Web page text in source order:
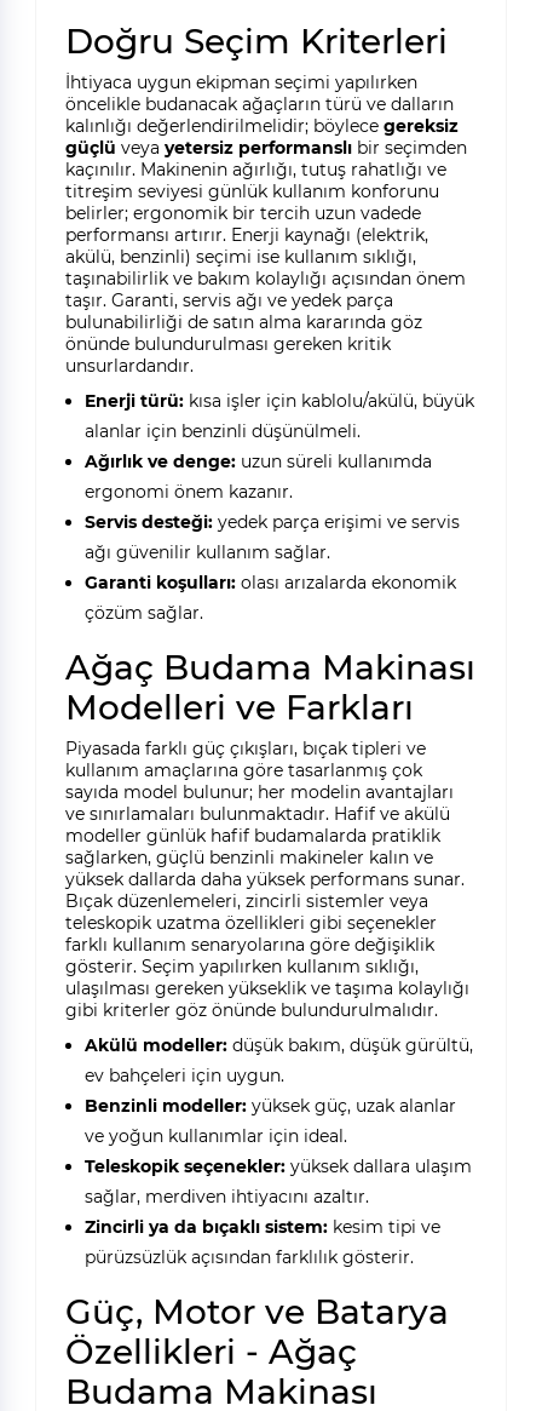
Doğru Seçim Kriterleri
İhtiyaca uygun ekipman seçimi yapılırken
öncelikle budanacak ağaçların türü ve dalların
kalınlığı değerlendirilmelidir; böylece gereksiz
güçlü veya yetersiz performanslıbir seçimden
kaçınılır. Makinenin ağırlığı, tutuş rahatlığı ve
titreşim seviyesi günlük kullanım konforunu
belirler; ergonomik bir tercih uzun vadede
performansı artırır. Enerji kaynağı (elektrik,
akülü, benzinli) seçimi ise kullanım sıklığı,
taşınabilirlik ve bakım kolaylığı açısından önem
taşır. Garanti, servis ağı ve yedek parça
bulunabilirliği de satın alma kararında göz
önünde bulundurulması gereken kritik
unsurlardandır.
Enerji türü:kısa işler için kablolu/akülü, büyük
alanlar için benzinli düşünülmeli.
Ağırlık ve denge:uzun süreli kullanımda
ergonomi önem kazanır.
Servis desteği:yedek parça erişimi ve servis
ağı güvenilir kullanım sağlar.
Garanti koşulları:olası arızalarda ekonomik
çözüm sağlar.
Ağaç Budama Makinası
Modelleri ve Farkları
Piyasada farklı güç çıkışları, bıçak tipleri ve
kullanım amaçlarına göre tasarlanmış çok
sayıda model bulunur; her modelin avantajları
ve sınırlamaları bulunmaktadır. Hafif ve akülü
modeller günlük hafif budamalarda pratiklik
sağlarken, güçlü benzinli makineler kalın ve
yüksek dallarda daha yüksek performans sunar.
Bıçak düzenlemeleri, zincirli sistemler veya
teleskopik uzatma özellikleri gibi seçenekler
farklı kullanım senaryolarına göre değişiklik
gösterir. Seçim yapılırken kullanım sıklığı,
ulaşılması gereken yükseklik ve taşıma kolaylığı
gibi kriterler göz önünde bulundurulmalıdır.
Akülü modeller:düşük bakım, düşük gürültü,
ev bahçeleri için uygun.
Benzinli modeller:yüksek güç, uzak alanlar
ve yoğun kullanımlar için ideal.
Teleskopik seçenekler:yüksek dallara ulaşım
sağlar, merdiven ihtiyacını azaltır.
Zincirli ya da bıçaklı sistem:kesim tipi ve
pürüzsüzlük açısından farklılık gösterir.
Güç, Motor ve Batarya
Özellikleri - Ağaç
Budama Makinası